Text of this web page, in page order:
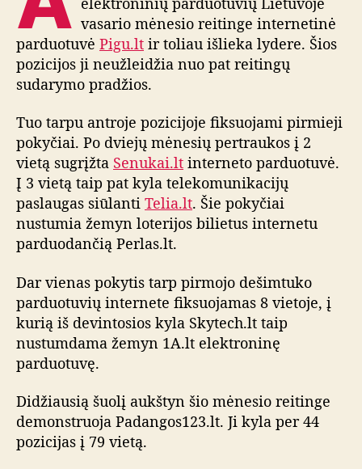
s
i
o
t
e
r
t
o
r
d
u
o
i
ų
vasario mėnesio reitinge internetinė
parduotuvė Pigu.lt ir toliau išlieka lydere. Šios
pozicijos ji neužleidžia nuo pat reitingų
sudarymo pradžios.
Tuo tarpu antroje pozicijoje fiksuojami pirmieji
pokyčiai. Po dviejų mėnesių pertraukos į 2
vietą sugrįžta Senukai.lt interneto parduotuvė.
Į 3 vietą taip pat kyla telekomunikacijų
paslaugas siūlanti Telia.lt. Šie pokyčiai
nustumia žemyn loterijos bilietus internetu
parduodančią Perlas.lt.
Dar vienas pokytis tarp pirmojo dešimtuko
parduotuvių internete fiksuojamas 8 vietoje, į
kurią iš devintosios kyla Skytech.lt taip
nustumdama žemyn 1A.lt elektroninę
parduotuvę.
Didžiausią šuolį aukštyn šio mėnesio reitinge
demonstruoja Padangos123.lt. Ji kyla per 44
pozicijas į 79 vietą.